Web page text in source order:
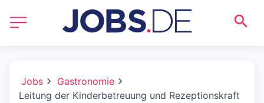
Jobs
Gastronomie
Leitung der Kinderbetreuung und Rezeptionskraft